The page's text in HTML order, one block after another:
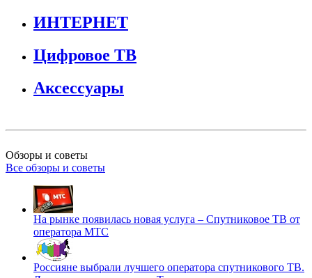
ИНТЕРНЕТ
Цифровое ТВ
Аксессуары
Обзоры и советы
Все обзоры и советы
На рынке появилась новая услуга – Спутниковое ТВ от
оператора МТС
Россияне выбрали лучшего оператора спутникового ТВ.